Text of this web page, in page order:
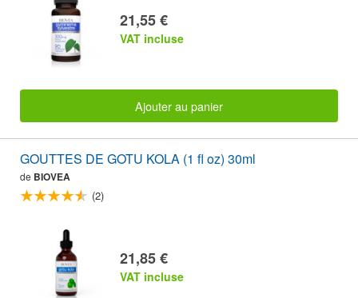
21,55 €
VAT incluse
Ajouter au panier
GOUTTES DE GOTU KOLA (1 fl oz) 30ml
de BIOVEA
(2)
21,85 €
VAT incluse